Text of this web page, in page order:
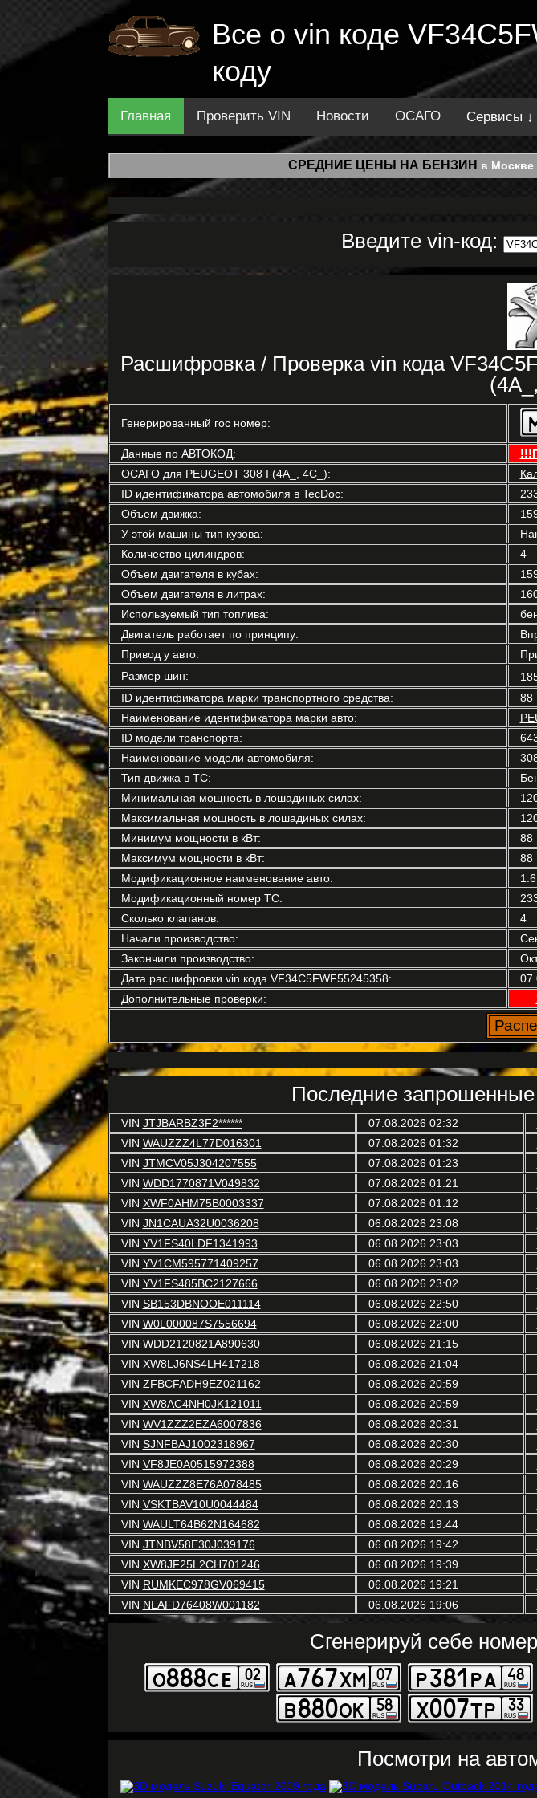
Все о vin коде
коду
Главная Проверить VIN Новости ОСАГО Сервисы ↓
СРЕДНИЕ ЦЕНЫ НА БЕНЗИН в Москве
Введите vin-код:
Расшифровка / Проверка vin кода
Генерированный гос номер:
Данные по АВТОКОД:
ОСАГО для PEUGEOT 308 I (4A_, 4C_):
ID идентификатора автомобиля в TecDoc:
Объем движка:
У этой машины тип кузова:
Количество цилиндров:
4
Объем двигателя в кубах:
Объем двигателя в литрах:
Используемый тип топлива:
Двигатель работает по принципу:
Привод у авто:
Размер шин:
ID идентификатора марки транспортного средства:
88
Наименование идентификатора марки авто:
ID модели транспорта:
Наименование модели автомобиля:
Тип движка в ТС:
Минимальная мощность в лошадиных силах:
Максимальная мощность в лошадиных силах:
Минимум мощности в кВт:
88
Максимум мощности в кВт:
88
Модификационное наименование авто:
Модификационный номер ТС:
Сколько клапанов:
4
Начали производство:
Закончили производство:
Дата расшифровки vin кода VF34C5FWF55245358:
Дополнительные проверки:
Последние
VIN JTJBARBZ3F2****** 07.08.2026 02:32
VIN WAUZZZ4L77D016301 07.08.2026 01:32
VIN JTMCV05J304207555 07.08.2026 01:23
VIN WDD1770871V049832 07.08.2026 01:21
VIN XWF0AHM75B0003337 07.08.2026 01:12
VIN JN1CAUA32U0036208 06.08.2026 23:08
VIN YV1FS40LDF1341993 06.08.2026 23:03
VIN YV1CM595771409257 06.08.2026 23:03
VIN YV1FS485BC2127666 06.08.2026 23:02
VIN SB153DBNOOE011114 06.08.2026 22:50
VIN W0L000087S7556694 06.08.2026 22:00
VIN WDD2120821A890630 06.08.2026 21:15
VIN XW8LJ6NS4LH417218 06.08.2026 21:04
VIN ZFBCFADH9EZ021162 06.08.2026 20:59
VIN XW8AC4NH0JK121011 06.08.2026 20:59
VIN WV1ZZZ2EZA6007836 06.08.2026 20:31
VIN SJNFBAJ1002318967 06.08.2026 20:30
VIN VF8JE0A0515972388 06.08.2026 20:29
VIN WAUZZZ8E76A078485 06.08.2026 20:16
VIN VSKTBAV10U0044484 06.08.2026 20:13
VIN WAULT64B62N164682 06.08.2026 19:44
VIN JTNBV58E30J039176 06.08.2026 19:42
VIN XW8JF25L2CH701246 06.08.2026 19:39
VIN RUMKEC978GV069415 06.08.2026 19:21
VIN NLAFD76408W001182 06.08.2026 19:06
Сгенерируй себе
Посмотри на